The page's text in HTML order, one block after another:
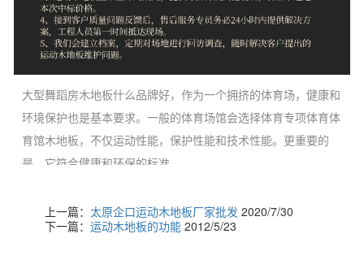
大型舞蹈房木地板什么品牌好，作为一个拥挤的体育场，健康和
环境保护也是基本要求。一般的体育场馆会选择体育专项体育体
育馆木地板，不仅运动性能，保护性能和技术性能。更重要的
是，它符合健康和环保的标准。
上一篇： 太原企口运动木地板厂家批发 2020/7/30
下一篇： 运动木地板的功能 2012/5/23